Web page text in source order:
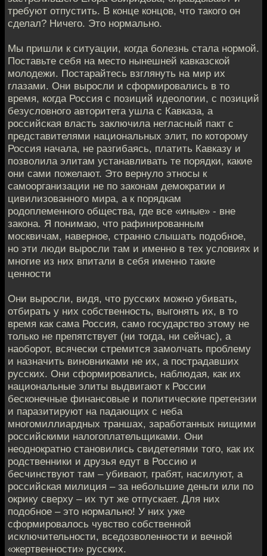
требуют отпустить. В конце концов, что такого он
сделал? Ничего. Это нормально.
Мы пришли к ситуации, когда болезнь стала нормой.
Поставьте себя на место нынешней кавказской
молодежи. Постарайтесь взглянуть на мир их
глазами. Они выросли и сформировались в то
время, когда Россия с позиций идеологии, с позиций
безусловного авторитета ушла с Кавказа, а
российская власть заключила негласный пакт с
представителями национальных элит, по которому
Россия начала, не разгибаясь, платить Кавказу и
позволила элитам устанавливать те порядки, какие
они сами пожелают. Это вернуло этносы к
самоорганизации не по законам демократии и
цивилизованного мира, а к порядкам
родоплеменного общества, где все «иные» - вне
закона. Я понимаю, что рафинированным
москвичам, наверное, странно слышать подобное,
но эти люди выросли там и именно в тех условиях и
многие из них впитали в себя именно такие
ценности
Они выросли, видя, что русских можно убивать,
отбирать у них собственность, выгонять их, в то
время как сама Россия, само государство этому не
только не препятствует (ни тогда, ни сейчас), а
наоборот, всячески стремится замолчать проблему
и назначить виновниками не их, а пострадавших
русских. Они сформировались, наблюдая, как их
национальные элиты выдвигают к России
бесконечные финансовые и политические претензии
и паразитируют на падающих с неба
многомиллиардных траншах, заработанных нищими
российскими налогоплательщиками. Они
неоднократно становились свидетелями того, как их
родственники и друзья едут в Россию и
бесчинствуют там – убивают, грабят, насилуют, а
российская милиция – за небольшие деньги или по
окрику сверху – их тут же отпускает. Для них
подобное – это нормально! У них уже
сформировалось чувство собственной
исключительности, вседозволенности и вечной
«жертвенности» русских.